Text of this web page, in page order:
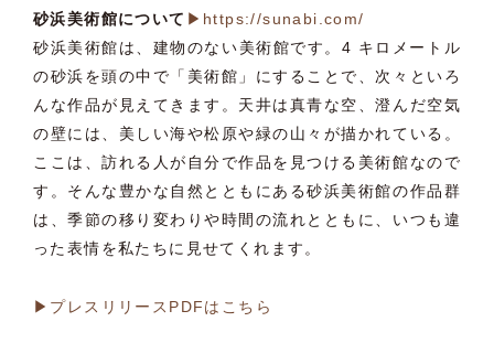
砂浜美術館について ▶https://sunabi.com/
砂浜美術館は、建物のない美術館です。4 キロメートル
の砂浜を頭の中で「美術館」にすることで、次々といろ
んな作品が見えてきます。天井は真青な空、澄んだ空気
の壁には、美しい海や松原や緑の山々が描かれている。
ここは、訪れる人が自分で作品を見つける美術館なので
す。そんな豊かな自然とともにある砂浜美術館の作品群
は、季節の移り変わりや時間の流れとともに、いつも違
った表情を私たちに見せてくれます。
▶プレスリリースPDFはこちら